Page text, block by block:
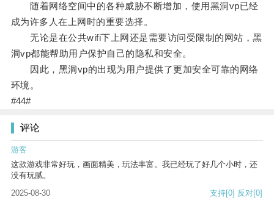
随着网络空间中的各种威胁不断增加，使用黑洞vp已经
成为许多人在上网时的重要选择。
无论是在公共wifi下上网还是需要访问受限制的网站，黑
洞vp都能帮助用户保护自己的隐私和安全。
因此，黑洞vp的出现为用户提供了更加安全可靠的网络
环境。
#44#
评论
游客
这款游戏非常好玩，画面精美，玩法丰富。我已经玩了好几个小时，还
没有玩腻。
2025-08-30
支持[0] 反对[0]